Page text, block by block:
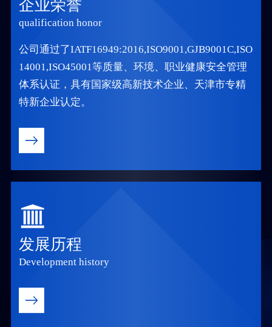
企业荣誉
qualification honor
公司通过了IATF16949:2016,ISO9001,GJB9001C,ISO
14001,ISO45001等质量、环境、职业健康安全管理
体系认证，具有国家级高新技术企业、天津市专精
特新企业认定。
发展历程
Development history